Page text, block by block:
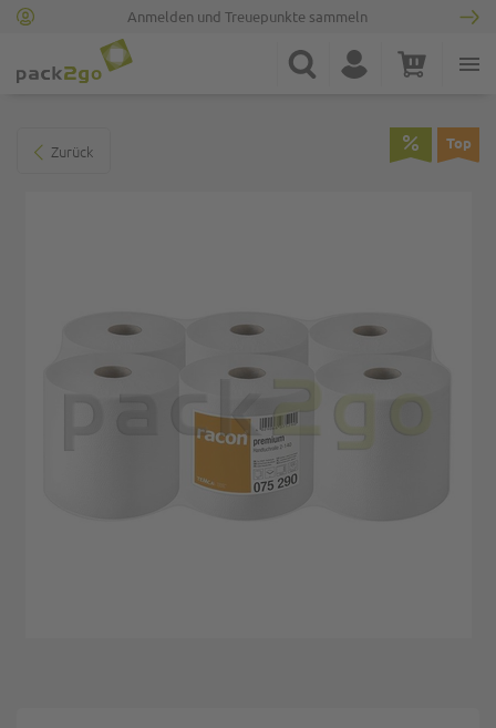
Anmelden und Treuepunkte sammeln
Suche Konto Warenkorb
Zurück Top